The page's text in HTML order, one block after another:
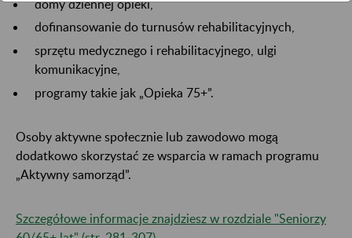
domy dziennej opieki,
dofinansowanie do turnusów rehabilitacyjnych,
sprzętu medycznego i rehabilitacyjnego, ulgi
komunikacyjne,
programy takie jak „Opieka 75+”.
Osoby aktywne społecznie lub zawodowo mogą
dodatkowo skorzystać ze wsparcia w ramach programu
„Aktywny samorząd”.
Szczegółowe informacje znajdziesz w rozdziale "Seniorzy